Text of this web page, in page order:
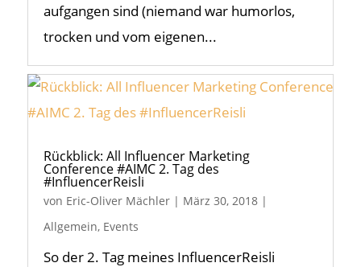
aufgangen sind (niemand war humorlos,
trocken und vom eigenen...
Rückblick: All Influencer Marketing
Conference #AIMC 2. Tag des
#InfluencerReisli
von Eric-Oliver Mächler| März 30, 2018|
Allgemein, Events
So der 2. Tag meines InfluencerReisli